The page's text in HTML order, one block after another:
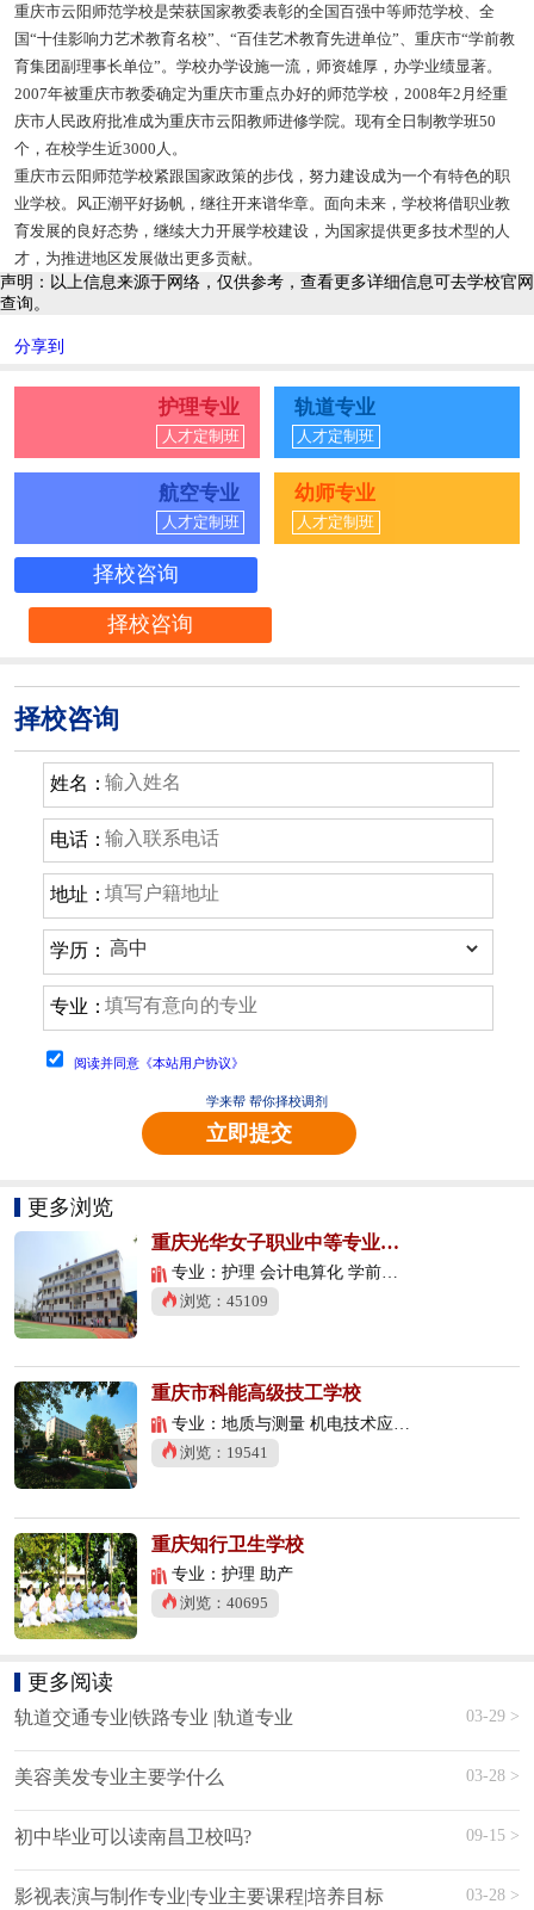
重庆市云阳师范学校是荣获国家教委表彰的全国百强中等师范学校、全
国“十佳影响力艺术教育名校”、“百佳艺术教育先进单位”、重庆市“学前教
育集团副理事长单位”。学校办学设施一流，师资雄厚，办学业绩显著。
2007年被重庆市教委确定为重庆市重点办好的师范学校，2008年2月经重
庆市人民政府批准成为重庆市云阳教师进修学院。现有全日制教学班50
个，在校学生近3000人。
重庆市云阳师范学校紧跟国家政策的步伐，努力建设成为一个有特色的职
业学校。风正潮平好扬帆，继往开来谱华章。面向未来，学校将借职业教
育发展的良好态势，继续大力开展学校建设，为国家提供更多技术型的人
才，为推进地区发展做出更多贡献。
声明：以上信息来源于网络，仅供参考，查看更多详细信息可去学校官网
查询。
分享到
护理专业
人才定制班
轨道专业
人才定制班
航空专业
人才定制班
幼师专业
人才定制班
择校咨询
择校咨询
择校咨询
姓名：
电话：
地址：
学历：
专业：
阅读并同意《本站用户协议》
学来帮 帮你择校调剂
立即提交
更多浏览
重庆光华女子职业中等专业学校
专业：护理 会计电算化 学前教育
浏览：45109
重庆市科能高级技工学校
专业：地质与测量 机电技术应用 数控技术应用
浏览：19541
重庆知行卫生学校
专业：护理 助产
浏览：40695
更多阅读
轨道交通专业|铁路专业 |轨道专业 03-29 >
美容美发专业主要学什么 03-28 >
初中毕业可以读南昌卫校吗? 09-15 >
影视表演与制作专业|专业主要课程|培养目标 03-28 >